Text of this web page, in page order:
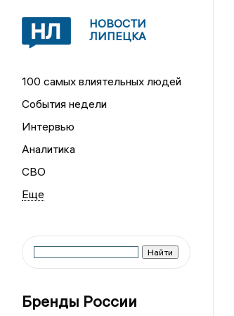
НОВОСТИ
ЛИПЕЦКА
100 самых влиятельных людей
События недели
Интервью
Аналитика
СВО
Бренды России